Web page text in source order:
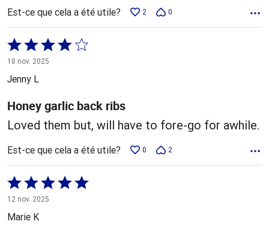
Est-ce que cela a été utile? 2 0
Coté
4 sur
5
18 nov. 2025
Jenny L
Honey garlic back ribs
Loved them but, will have to fore-go for awhile.
Est-ce que cela a été utile? 0 2
Coté
5 sur
5
12 nov. 2025
Marie K